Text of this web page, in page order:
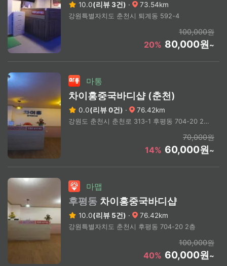
10.0(리뷰 3건) · 73.54km
강원특별자치도 춘천시 퇴계동 592-4
100,000원
20% 80,000원~
마통
차이홍중국바디샵 (춘천)
0.0(리뷰 0건) · 76.42km
강원도 춘천시 춘천로 313-1 후평동 704-20 2층
70,000원
14% 60,000원~
마맵
후평동 차이홍중국바디샵
10.0(리뷰 5건) · 76.42km
강원특별자치도 춘천시 후평동 704-20 2층
100,000원
40% 60,000원~